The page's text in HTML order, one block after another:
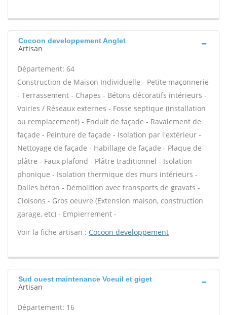
Cocoon developpement Anglet
Artisan
Département: 64
Construction de Maison Individuelle - Petite maçonnerie
- Terrassement - Chapes - Bétons décoratifs intérieurs -
Voiries / Réseaux externes - Fosse septique (installation
ou remplacement) - Enduit de façade - Ravalement de
façade - Peinture de façade - Isolation par l'extérieur -
Nettoyage de façade - Habillage de façade - Plaque de
plâtre - Faux plafond - Plâtre traditionnel - Isolation
phonique - Isolation thermique des murs intérieurs -
Dalles béton - Démolition avec transports de gravats -
Cloisons - Gros oeuvre (Extension maison, construction
garage, etc) - Empierrement -
Voir la fiche artisan : Cocoon developpement
Sud ouest maintenance Voeuil et giget
Artisan
Département: 16